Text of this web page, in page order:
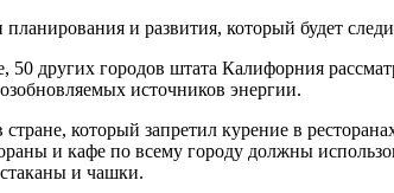
и развития, который будет
других городов штата Калифорния
источников энергии.
который запретил курение в
и кафе по всему городу должны
и чашки.